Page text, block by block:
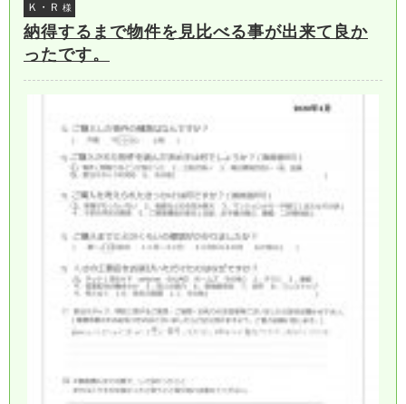
Ｋ・Ｒ 様
納得するまで物件を見比べる事が出来て良か
ったです。